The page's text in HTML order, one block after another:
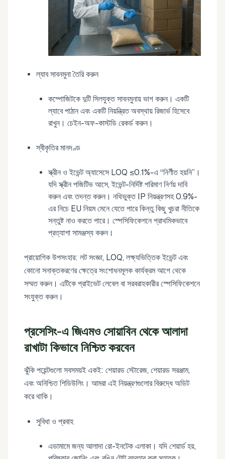
ল্যাব সাবনমুনা তৈরি করুন
কম্পোজিটকে দুটি সিলযুক্ত সাবনমুনায় ভাগ করুন। একটি
ল্যাবে পাঠান এবং একটি নিয়ন্ত্রিত অবস্থায় রিজার্ভ হিসেবে
রাখুন। চেইন-অফ-কাস্টডি রেকর্ড করুন।
স্বীকৃতির মানদণ্ড
স্ক্রীন ও ইভেন্ট অ্যাসেসে LOQ ≤0.1%-এ “নির্ণীত হয়নি”।
যদি স্ক্রীন পজিটিভ আসে, ইভেন্ট-নির্দিষ্ট পরিমাণ নির্ণয় দাবি
করুন এবং তদন্ত করুন। নথিভুক্ত IP নিয়ন্ত্রণসহ 0.9%-
এর নিচে EU নিয়ম মেনে যেতে পারে কিন্তু কিছু খুচরা নীতিকে
সন্তুষ্ট নাও করতে পারে। স্পেসিফিকেশনে প্রাথমিকভাবে
প্রত্যাশা সামঞ্জস্য করুন।
প্রায়োগিক উপসংহার: লট সংজ্ঞা, LOQ, লক্ষ্যভিত্তিক ইভেন্ট এবং
কোনো সনাক্তকরণের ক্ষেত্রে সংশোধনমূলক কার্যক্রম আগে থেকে
সম্মত করুন। এটিকে প্রাইভেট লেবেল বা সরবরাহকারীর স্পেসিফিকেশনে
সংযুক্ত করুন।
প্রসেসিং-এ জিএমও সোয়াবিন থেকে আলাদা
রাখাটা কিভাবে নিশ্চিত করবেন
ঝুঁকি পয়েন্টগুলো সবসময়ই একই: শেয়ারড স্টোরেজ, শেয়ারড সরঞ্জাম,
এবং অনিশ্চিত শিডিউলিং। আমরা এই নিয়ন্ত্রণগুলোর বিরুদ্ধে অডিট
করে থাকি।
সুবিধা ও প্রবাহ
এডামামে জন্য আলাদা রো-ইনটেক এলাকা। যদি শেয়ার্ড হয়,